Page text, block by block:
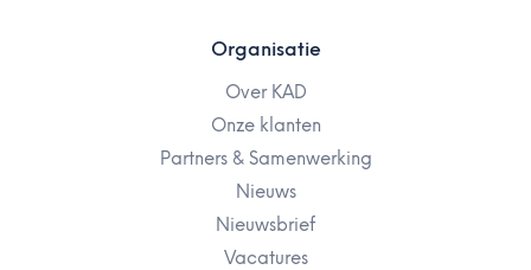
Organisatie
Over KAD
Onze klanten
Partners & Samenwerking
Nieuws
Nieuwsbrief
Vacatures